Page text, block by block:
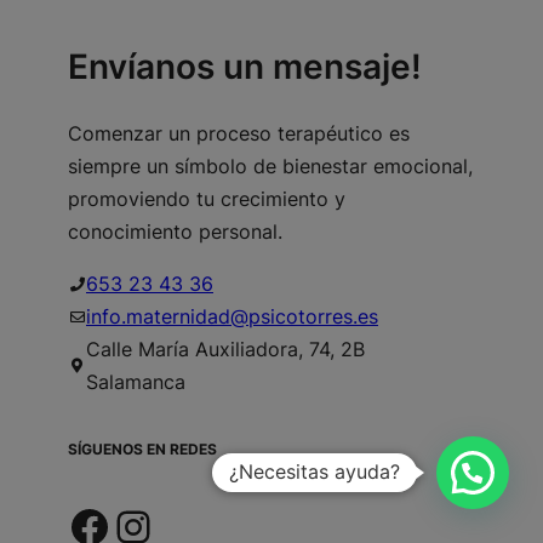
Envíanos un mensaje!
Comenzar un proceso terapéutico es
siempre un símbolo de bienestar emocional,
promoviendo tu crecimiento y
conocimiento personal.
653 23 43 36
info.maternidad@psicotorres.es
Calle María Auxiliadora, 74, 2B
Salamanca
SÍGUENOS EN REDES
Facebook
Instagram
¿Necesitas ayuda?